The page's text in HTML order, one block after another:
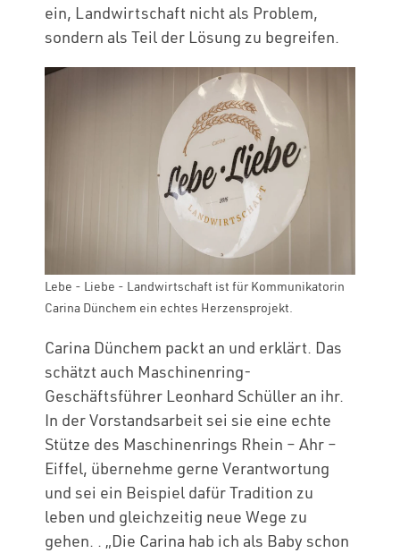
ein, Landwirtschaft nicht als Problem,
sondern als Teil der Lösung zu begreifen.
Lebe - Liebe - Landwirtschaft ist für Kommunikatorin
Carina Dünchem ein echtes Herzensprojekt.
Carina Dünchem packt an und erklärt. Das
schätzt auch Maschinenring-
Geschäftsführer Leonhard Schüller an ihr.
In der Vorstandsarbeit sei sie eine echte
Stütze des Maschinenrings Rhein – Ahr –
Eiffel, übernehme gerne Verantwortung
und sei ein Beispiel dafür Tradition zu
leben und gleichzeitig neue Wege zu
gehen. . „Die Carina hab ich als Baby schon